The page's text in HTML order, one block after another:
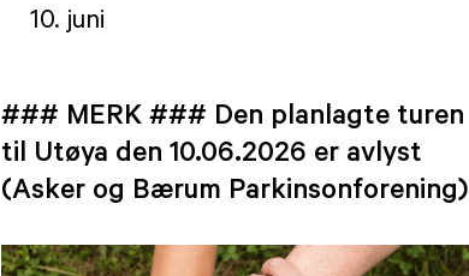
10. juni
### MERK ### Den planlagte turen
til Utøya den 10.06.2026 er avlyst
(Asker og Bærum Parkinsonforening)